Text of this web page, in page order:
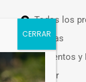
Todos los
Ofertas
Alimentos y
Hogar